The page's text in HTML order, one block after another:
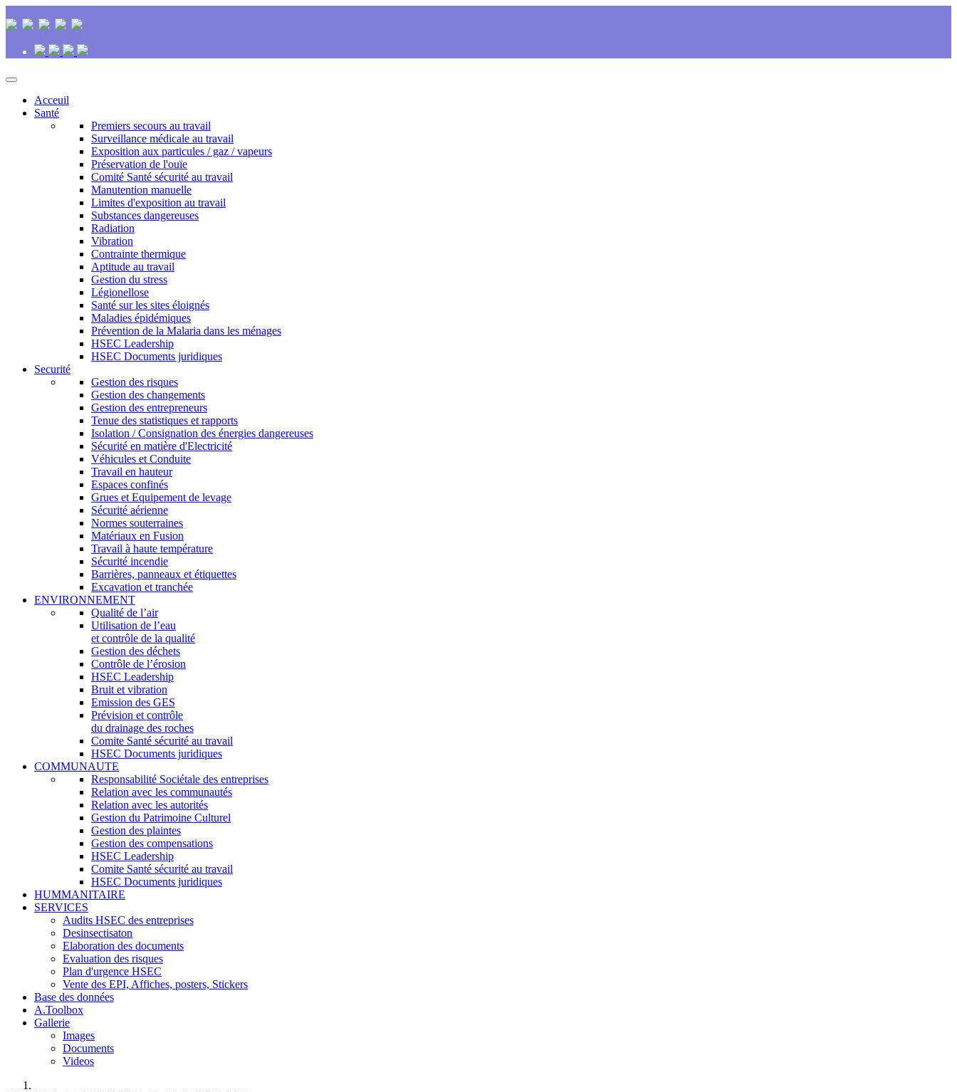
Acceuil
Santé
Premiers secours au travail
Surveillance médicale au travail
Exposition aux particules / gaz / vapeurs
Préservation de l'ouïe
Comité Santé sécurité au travail
Manutention manuelle
Limites d'exposition au travail
Substances dangereuses
Radiation
Vibration
Contrainte thermique
Aptitude au travail
Gestion du stress
Légionellose
Santé sur les sites éloignés
Maladies épidémiques
Prévention de la Malaria dans les ménages
HSEC Leadership
HSEC Documents juridiques
Securité
Gestion des risques
Gestion des changements
Gestion des entrepreneurs
Tenue des statistiques et rapports
Isolation / Consignation des énergies dangereuses
Sécurité en matière d'Electricité
Véhicules et Conduite
Travail en hauteur
Espaces confinés
Grues et Equipement de levage
Sécurité aérienne
Normes souterraines
Matériaux en Fusion
Travail à haute température
Sécurité incendie
Barrières, panneaux et étiquettes
Excavation et tranchée
ENVIRONNEMENT
Qualité de l’air
Utilisation de l’eau
et contrôle de la qualité
Gestion des déchets
Contrôle de l’érosion
HSEC Leadership
Bruit et vibration
Emission des GES
Prévision et contrôle
du drainage des roches
Comite Santé sécurité au travail
HSEC Documents juridiques
COMMUNAUTE
Responsabilité Sociétale des entreprises
Relation avec les communautés
Relation avec les autorités
Gestion du Patrimoine Culturel
Gestion des plaintes
Gestion des compensations
HSEC Leadership
Comite Santé sécurité au travail
HSEC Documents juridiques
HUMMANITAIRE
SERVICES
Audits HSEC des entreprises
Desinsectisaton
Elaboration des documents
Evaluation des risques
Plan d'urgence HSEC
Vente des EPI, Affiches, posters, Stickers
Base des données
A.Toolbox
Gallerie
Images
Documents
Videos